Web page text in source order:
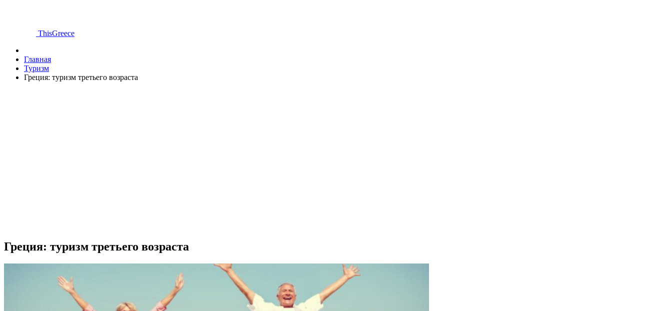
ThisGreece
Главная
Туризм
Греция: туризм третьего возраста
Греция: туризм третьего возраста